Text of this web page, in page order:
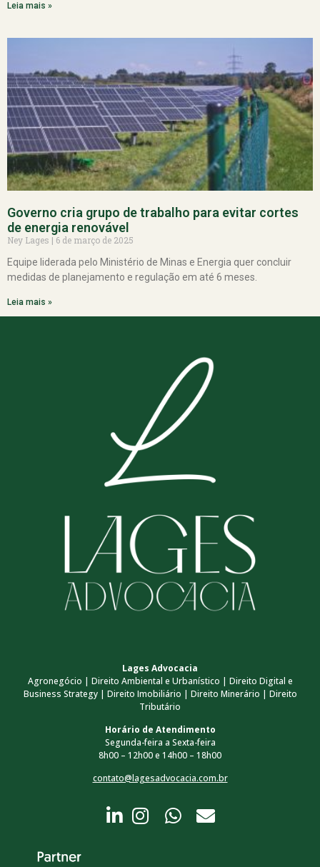
Leia mais »
Governo cria grupo de trabalho para evitar cortes
de energia renovável
Ney Lages
6 de março de 2025
Equipe liderada pelo Ministério de Minas e Energia quer concluir
medidas de planejamento e regulação em até 6 meses.
Leia mais »
Lages Advocacia
Agronegócio | Direito Ambiental e Urbanístico | Direito Digital e
Business Strategy | Direito Imobiliário | Direito Minerário | Direito
Tributário
Horário de Atendimento
Segunda-feira a Sexta-feira
8h00 – 12h00 e 14h00 – 18h00
contato@lagesadvocacia.com.br